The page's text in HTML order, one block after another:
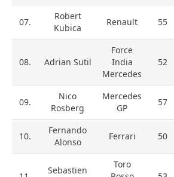
07.
Robert
Kubica
Renault 55
08. Adrian Sutil
Force
India
Mercedes
52
09.
Nico
Rosberg
Mercedes
GP
57
10.
Fernando
Alonso
Ferrari 50
Sebastien
Toro